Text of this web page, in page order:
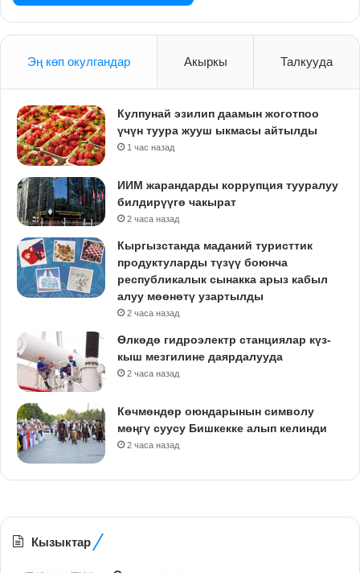
Эң көп окулгандар Акыркы Талкууда
Кулпунай эзилип даамын жоготпоо
үчүн туура жууш ыкмасы айтылды
1 час назад
ИИМ жарандарды коррупция тууралуу
билдирүүгө чакырат
2 часа назад
Кыргызстанда маданий туристтик
продуктуларды түзүү боюнча
республикалык сынакка арыз кабыл
алуу мөөнөтү узартылды
2 часа назад
Өлкөдө гидроэлектр станциялар күз-
кыш мезгилине даярдалууда
2 часа назад
Көчмөндөр оюндарынын символу
мөңгү суусу Бишкекке алып келинди
2 часа назад
Кызыктар